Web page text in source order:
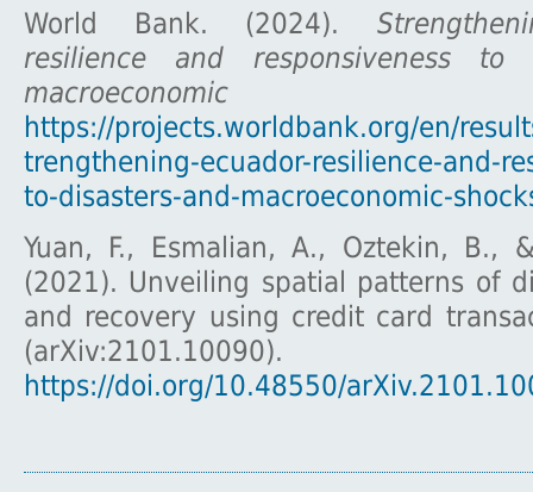
World Bank. (2024).
resilience and responsiveness to
macroeconomic
https://projects.worldbank.org/en/
trengthening-ecuador-resilience-and-
to-disasters-and-macroeconomic-
Yuan, F., Esmalian, A., Oztekin, B.,
(2021). Unveiling spatial patterns of
and recovery using credit card
https://doi.org/10.48550/